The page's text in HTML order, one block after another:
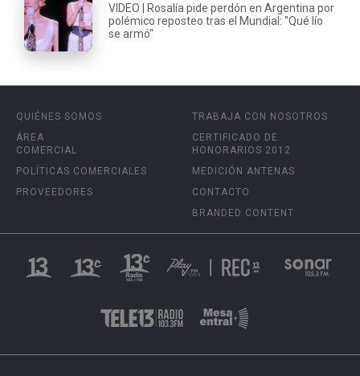
VIDEO | Rosalía pide perdón en Argentina por
polémico reposteo tras el Mundial: "Qué lío
se armó"
QUIÉNES SOMOS
ÁREA
COMERCIAL
POLÍTICAS COMERCIALES
PROVEEDORES
TRABAJA CON NOSOTROS
CERTIFICADO DE
HONORARIOS 2012
MEDICIÓN ANTENAS
CONTACTO
BRANDED CONTENT